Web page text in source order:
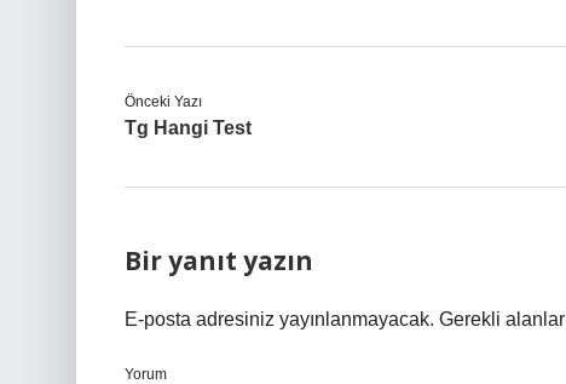
Önceki Yazı
Tg Hangi Test
Bir yanıt yazın
E-posta adresiniz yayınlanmayacak. Gerekli alanlar
Yorum